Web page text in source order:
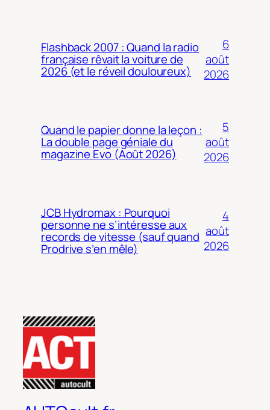
Flashback 2007 : Quand la radio
française rêvait la voiture de
2026 (et le réveil douloureux)
6
août
2026
Quand le papier donne la leçon :
La double page géniale du
magazine Evo (Août 2026)
5
août
2026
JCB Hydromax : Pourquoi
personne ne s’intéresse aux
records de vitesse (sauf quand
Prodrive s’en mêle)
4
août
2026